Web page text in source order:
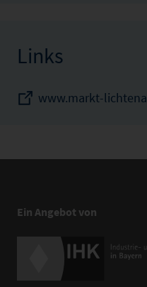
Links
www.markt-
Ein Angebot von